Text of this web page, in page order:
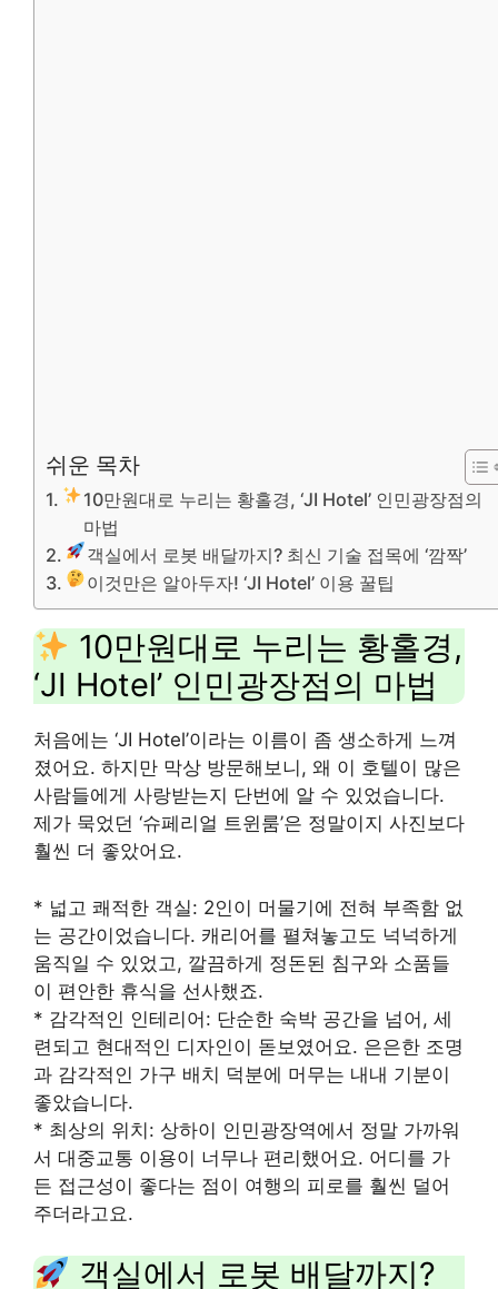
쉬운 목차
10만원대로 누리는 황홀경, ‘JI Hotel’ 인민광장점의
마법
객실에서 로봇 배달까지? 최신 기술 접목에 ‘깜짝’
이것만은 알아두자! ‘JI Hotel’ 이용 꿀팁
10만원대로 누리는 황홀경,
‘JI Hotel’ 인민광장점의 마법
처음에는 ‘JI Hotel’이라는 이름이 좀 생소하게 느껴
졌어요. 하지만 막상 방문해보니, 왜 이 호텔이 많은
사람들에게 사랑받는지 단번에 알 수 있었습니다.
제가 묵었던 ‘슈페리얼 트윈룸’은 정말이지 사진보다
훨씬 더 좋았어요.
* 넓고 쾌적한 객실: 2인이 머물기에 전혀 부족함 없
는 공간이었습니다. 캐리어를 펼쳐놓고도 넉넉하게
움직일 수 있었고, 깔끔하게 정돈된 침구와 소품들
이 편안한 휴식을 선사했죠.
* 감각적인 인테리어: 단순한 숙박 공간을 넘어, 세
련되고 현대적인 디자인이 돋보였어요. 은은한 조명
과 감각적인 가구 배치 덕분에 머무는 내내 기분이
좋았습니다.
* 최상의 위치: 상하이 인민광장역에서 정말 가까워
서 대중교통 이용이 너무나 편리했어요. 어디를 가
든 접근성이 좋다는 점이 여행의 피로를 훨씬 덜어
주더라고요.
객실에서 로봇 배달까지?